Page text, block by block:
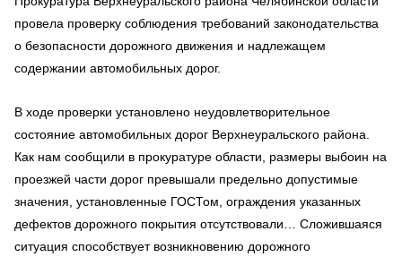
провела проверку соблюдения требований законодательства
о безопасности дорожного движения и надлежащем
содержании автомобильных дорог.
В ходе проверки установлено неудовлетворительное
состояние автомобильных дорог Верхнеуральского района.
Как нам сообщили в прокуратуре области, размеры выбоин на
проезжей части дорог превышали предельно допустимые
значения, установленные ГОСТом, ограждения указанных
дефектов дорожного покрытия отсутствовали… Сложившаяся
ситуация способствует возникновению дорожного